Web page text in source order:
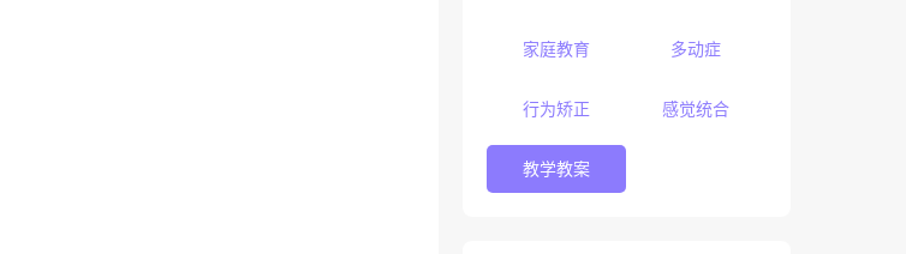
家庭教育 多动症
行为矫正 感觉统合
教学教案